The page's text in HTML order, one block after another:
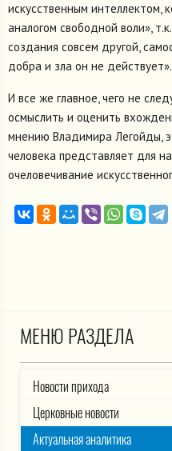
искусственным интеллектом,
аналогом свободной воли»,
создания совсем другой,
добра и зла он не действует».
И все же главное, чего не
осмыслить и оценить
мнению Владимира Легойды,
человека представляет для
очеловечивание
МЕНЮ РАЗДЕЛА
Новости прихода
Церковные новости
Актуальная аналитика